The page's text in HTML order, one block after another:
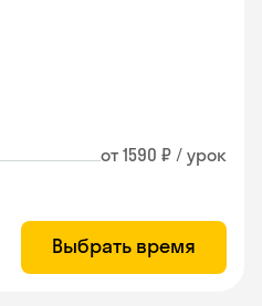
от 1590 ₽ / урок
Выбрать время